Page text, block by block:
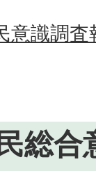
意識調
総合